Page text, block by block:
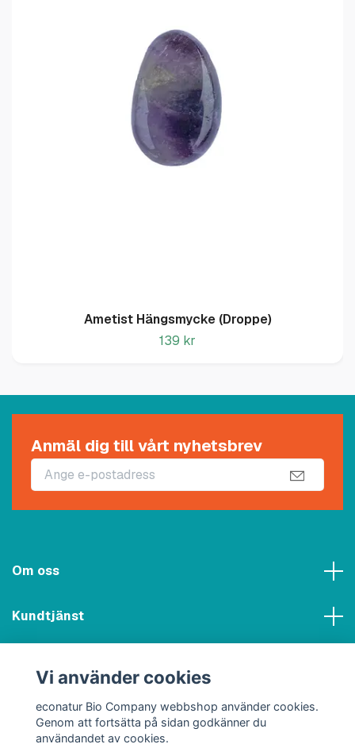
Ametist Hängsmycke (Droppe)
139 kr
Anmäl dig till vårt nyhetsbrev
Om oss
Kundtjänst
Sociala medier
Vi använder cookies
econatur Bio Company webbshop använder cookies.
Genom att fortsätta på sidan godkänner du
användandet av cookies.